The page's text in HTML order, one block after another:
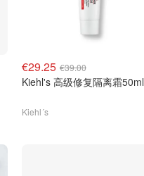
€29.25 €39.00
Kiehl's 高级修复隔离霜50ml
Kiehl´s